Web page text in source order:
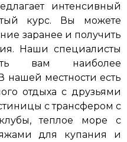
интенсивный
курс. Вы можете
заранее и получить
Наши специалисты
вам наиболее
местности есть
отдыха с друзьями
с трансфером с
теплое море с
для купания и